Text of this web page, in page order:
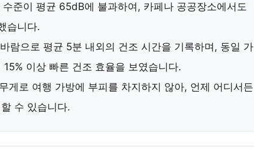
수준이 평균 65dB에 불과하여, 카페나 공공장소에서도
습니다.
람으로 평균 5분 내외의 건조 시간을 기록하며, 동일 가
15% 이상 빠른 건조 효율을 보였습니다.
게 로 여행 가방에 부피를 차지하지 않아, 언제 어디서든
수 있습니다.